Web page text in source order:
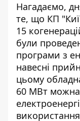
Нагадаємо,
те, що КП
15
були
програми з
навесні
цьому
60 МВт можна
використання